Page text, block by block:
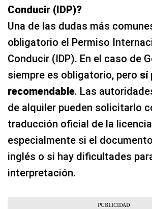
Conducir (IDP)?
Una de las dudas más
obligatorio el Permiso
Conducir (IDP). En el caso de
siempre es obligatorio, pero sí
recomendable. Las
de alquiler pueden solicitarlo
traducción oficial de la
especialmente si el
inglés o si hay dificultades
interpretación.